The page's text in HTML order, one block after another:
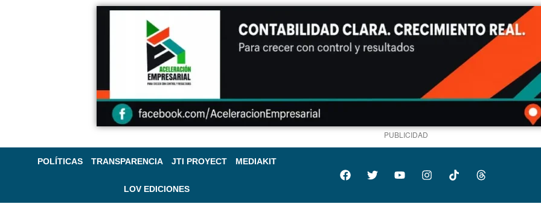
PUBLICIDAD
POLÍTICAS TRANSPARENCIA JTI PROYECT MEDIAKIT
LOV EDICIONES